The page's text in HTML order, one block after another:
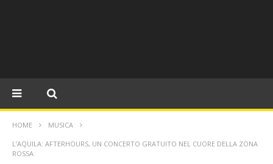
HOME MUSICA
L’AQUILA: AFTERHOURS, UN CONCERTO GRATUITO NEL CUORE DELLA ZONA
ROSSA